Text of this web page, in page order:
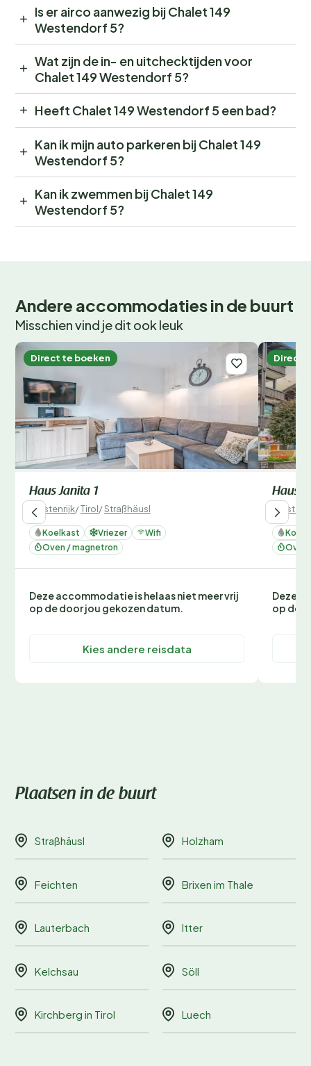
Is er airco aanwezig bij Chalet 149
Westendorf 5?
Wat zijn de in- en uitchecktijden voor
Chalet 149 Westendorf 5?
Heeft Chalet 149 Westendorf 5 een bad?
Kan ik mijn auto parkeren bij Chalet 149
Westendorf 5?
Kan ik zwemmen bij Chalet 149
Westendorf 5?
Andere accommodaties in de buurt
Misschien vind je dit ook leuk
Direct te boeken
Haus Janita 1
Oostenrijk/Tirol/Straßhäusl
Koelkast Vriezer
Wifi
Oven / magnetron
Deze accommodatie is helaas niet meer vrij
op de door jou gekozen datum.
Kies andere reisdata
Direct
Haus
Oven
Deze
op de
Plaatsen in de buurt
Straßhäusl Holzham
Feichten Brixen im Thale
Lauterbach Itter
Kelchsau Söll
Kirchberg in Tirol Luech